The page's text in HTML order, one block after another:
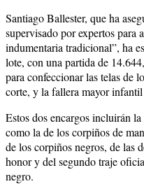
Santiago Ballester, que ha
supervisado por expertos para
indumentaria tradicional”, ha
lote, con una partida de
para confeccionar las telas de
corte, y la fallera mayor
Estos dos encargos incluirán
como la de los corpiños de
de los corpiños negros, de las
honor y del segundo traje
negro.